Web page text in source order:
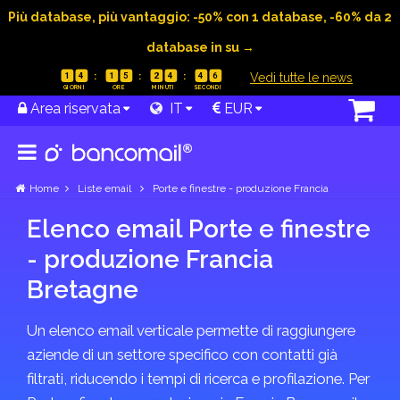
Più database, più vantaggio: -50% con 1 database, -60% da 2
database in su →
1 4 1 5 2 4 4 6 Vedi tutte le news
Area riservata IT EUR
Home Liste email Porte e finestre - produzione Francia
Elenco email Porte e finestre
- produzione Francia
Bretagne
Un elenco email verticale permette di raggiungere
aziende di un settore specifico con contatti già
filtrati, riducendo i tempi di ricerca e profilazione. Per